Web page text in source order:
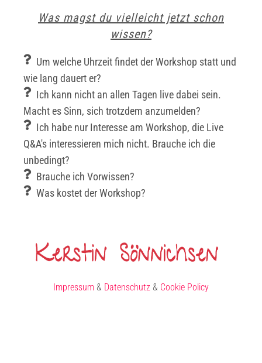
Was magst du vielleicht jetzt schon
wissen?
Um welche Uhrzeit findet der Workshop statt und
wie lang dauert er?
Ich kann nicht an allen Tagen live dabei sein.
Macht es Sinn, sich trotzdem anzumelden?
Ich habe nur Interesse am Workshop, die Live
Q&A's interessieren mich nicht. Brauche ich die
unbedingt?
Brauche ich Vorwissen?
Was kostet der Workshop?
Impressum & Datenschutz & Cookie Policy